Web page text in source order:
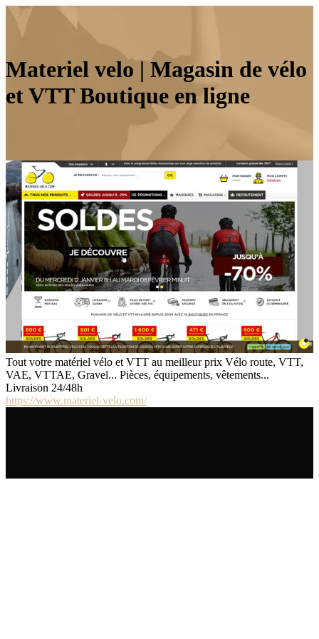
Materiel velo | Magasin de vélo
et VTT Boutique en ligne
Tout votre matériel vélo et VTT au meilleur prix Vélo route, VTT,
VAE, VTTAE, Gravel... Pièces, équipements, vêtements...
Livraison 24/48h
https://www.materiel-velo.com/